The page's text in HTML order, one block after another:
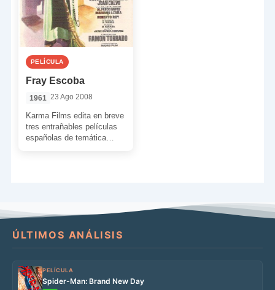
PELÍCULA
Fray Escoba
1961 23 Ago 2008
Karma Films edita en breve
tres entrañables películas
españolas de temática
ÚLTIMOS ANÁLISIS
PELÍCULA
Spider-Man: Brand New Day